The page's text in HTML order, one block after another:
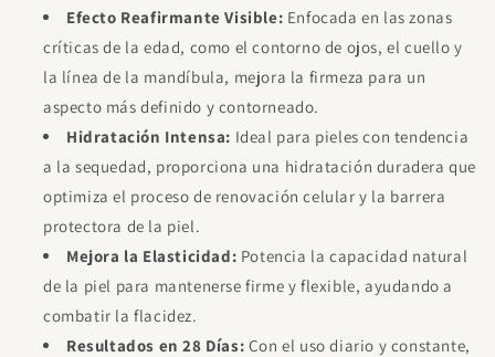
Efecto Reafirmante Visible: Enfocada en las zonas
críticas de la edad, como el contorno de ojos, el cuello y
la línea de la mandíbula, mejora la firmeza para un
aspecto más definido y contorneado.
Hidratación Intensa: Ideal para pieles con tendencia
a la sequedad, proporciona una hidratación duradera que
optimiza el proceso de renovación celular y la barrera
protectora de la piel.
Mejora la Elasticidad: Potencia la capacidad natural
de la piel para mantenerse firme y flexible, ayudando a
combatir la flacidez.
Resultados en 28 Días: Con el uso diario y constante,